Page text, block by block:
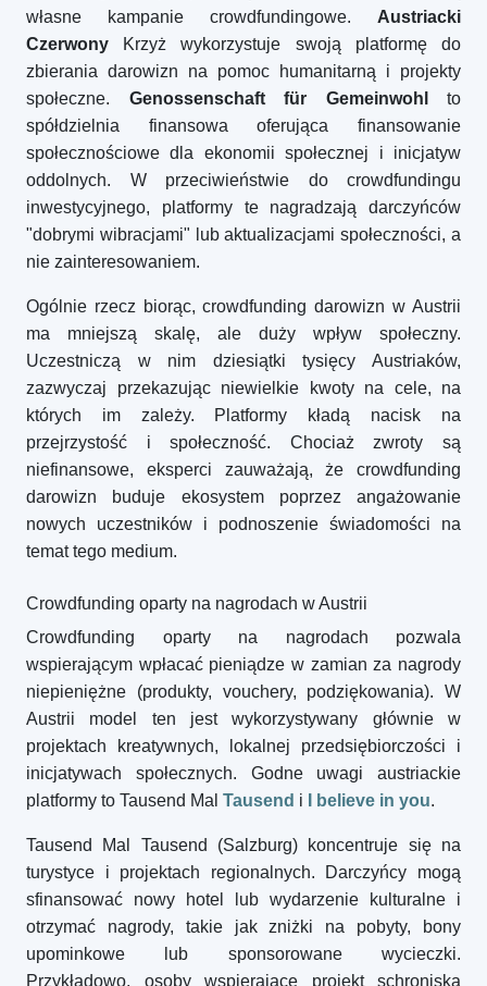
własne kampanie crowdfundingowe. Austriacki
Czerwony Krzyż wykorzystuje swoją platformę do
zbierania darowizn na pomoc humanitarną i projekty
społeczne. Genossenschaft für Gemeinwohl
to
spółdzielnia finansowa oferująca finansowanie
społecznościowe dla ekonomii społecznej i inicjatyw
oddolnych. W przeciwieństwie do crowdfundingu
inwestycyjnego, platformy te nagradzają darczyńców
"dobrymi wibracjami" lub aktualizacjami społeczności, a
nie zainteresowaniem.
Ogólnie rzecz biorąc, crowdfunding darowizn w Austrii
ma mniejszą skalę, ale duży wpływ społeczny.
Uczestniczą w nim dziesiątki tysięcy Austriaków,
zazwyczaj przekazując niewielkie kwoty na cele, na
których im zależy. Platformy kładą nacisk na
przejrzystość i społeczność. Chociaż zwroty są
niefinansowe, eksperci zauważają, że crowdfunding
darowizn buduje ekosystem poprzez angażowanie
nowych uczestników i podnoszenie świadomości na
temat tego medium.
Crowdfunding oparty na nagrodach w Austrii
Crowdfunding oparty na nagrodach pozwala
wspierającym wpłacać pieniądze w zamian za nagrody
niepieniężne (produkty, vouchery, podziękowania). W
Austrii model ten jest wykorzystywany głównie w
projektach kreatywnych, lokalnej przedsiębiorczości i
inicjatywach społecznych. Godne uwagi austriackie
platformy to Tausend Mal Tausend i I believe in you.
Tausend Mal Tausend (Salzburg) koncentruje się na
turystyce i projektach regionalnych. Darczyńcy mogą
sfinansować nowy hotel lub wydarzenie kulturalne i
otrzymać nagrody, takie jak zniżki na pobyty, bony
upominkowe lub sponsorowane wycieczki.
Przykładowo, osoby wspierające projekt schroniska